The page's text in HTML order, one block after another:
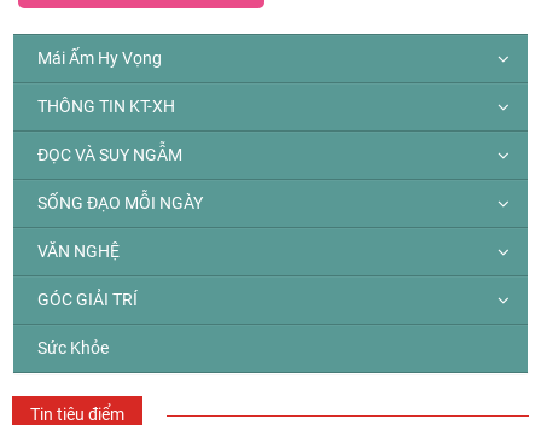
Mái Ấm Hy Vọng
THÔNG TIN KT-XH
ĐỌC VÀ SUY NGẪM
SỐNG ĐẠO MỖI NGÀY
VĂN NGHỆ
GÓC GIẢI TRÍ
Sức Khỏe
Tin tiêu điểm